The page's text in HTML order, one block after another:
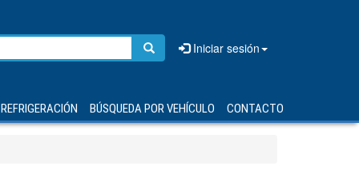
Iniciar sesión
REFRIGERACIÓN BÚSQUEDA POR VEHÍCULO CONTACTO